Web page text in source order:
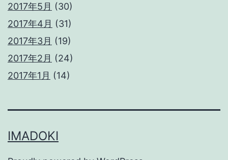
2017年5月 (30)
2017年4月 (31)
2017年3月 (19)
2017年2月 (24)
2017年1月 (14)
IMADOKI